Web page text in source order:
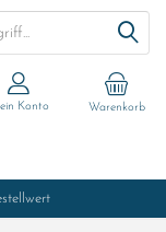
Warenkorb
Konto